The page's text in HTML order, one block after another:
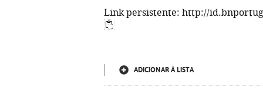
Link persistente: http://
ADICIONAR À LISTA